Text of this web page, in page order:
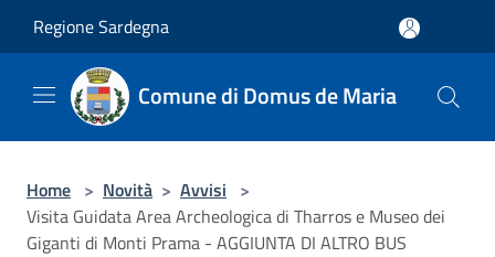
Regione Sardegna
Comune di Domus de Maria
Home > Novità > Avvisi >
Visita Guidata Area Archeologica di Tharros e Museo dei
Giganti di Monti Prama - AGGIUNTA DI ALTRO BUS